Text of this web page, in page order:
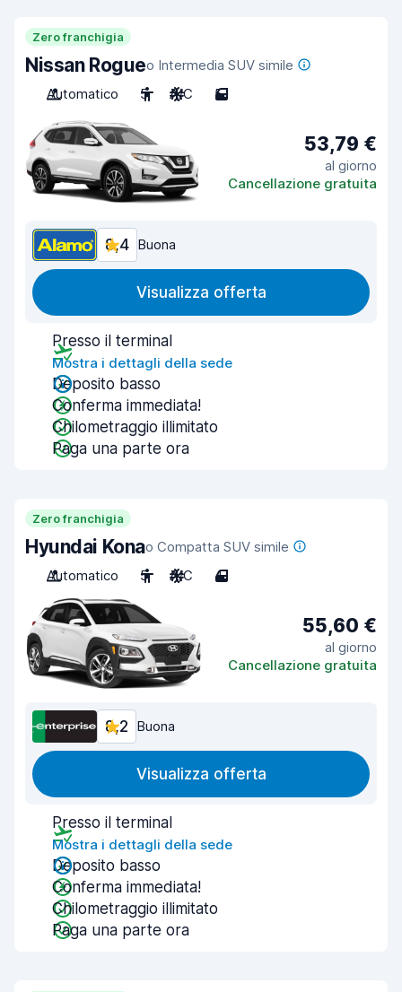
Zero franchigia
Nissan Rogueo Intermedia SUV simile
Automatico
5 A/C 5
53,79 €
al giorno
Cancellazione gratuita
8,4 Buona
Visualizza offerta
Presso il terminal
Mostra i dettagli della sede
Deposito basso
Conferma immediata!
Chilometraggio illimitato
Paga una parte ora
Zero franchigia
Hyundai Konao Compatta SUV simile
Automatico
5 A/C 4
55,60 €
al giorno
Cancellazione gratuita
8,2 Buona
Visualizza offerta
Presso il terminal
Mostra i dettagli della sede
Deposito basso
Conferma immediata!
Chilometraggio illimitato
Paga una parte ora